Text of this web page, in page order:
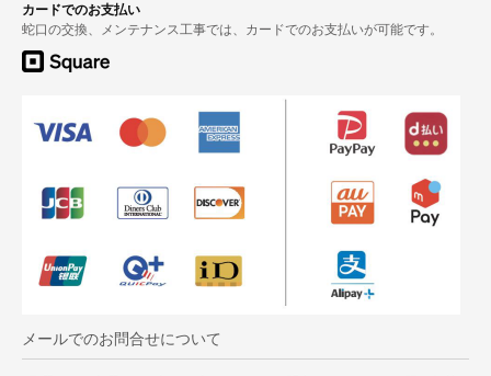
カードでのお支払い
蛇口の交換、メンテナンス工事では、カードでのお支払いが可能です。
メールでのお問合せについて